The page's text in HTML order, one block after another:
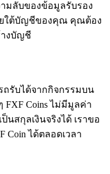
มลับของข้อมูลรับรอง
ใต้บัญชีของคุณ คุณต้อง
งบัญชี
ถรับได้จากกิจกรรมบน
Coins ไม่มีมูลค่า
นสกุลเงินจริงได้ เราขอ
Coin ได้ตลอดเวลา